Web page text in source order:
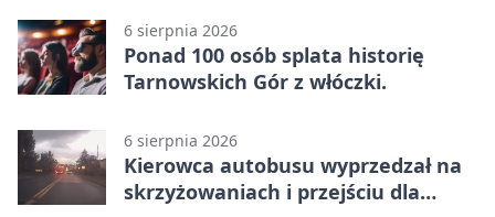
6 sierpnia 2026
Ponad 100 osób splata historię
Tarnowskich Gór z włóczki.
6 sierpnia 2026
Kierowca autobusu wyprzedzał na
skrzyżowaniach i przejściu dla